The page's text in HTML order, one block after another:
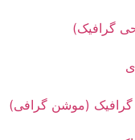
گرافیک)
(موشن گرافی)